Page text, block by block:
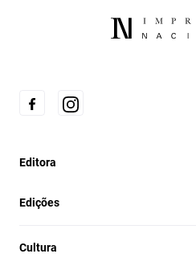
Editora
Edições
Cultura